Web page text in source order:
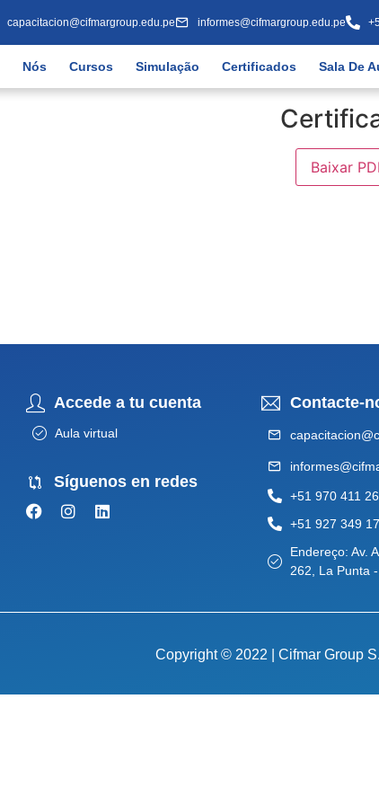
capacitacion@cifmargroup.edu.pe informes@cifmargroup.edu.pe
Nós Cursos Simulação Certificados Sala De
Baixar
Accede a tu cuenta
Aula virtual
Síguenos en redes
Contacte-
+51 970 411
+51 927 349
Endereço: Av.
262, La Punta
Copyright © 2022 | Cifmar Group